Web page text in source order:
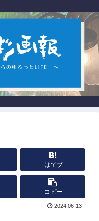
はてブ
コピー
2024.06.13